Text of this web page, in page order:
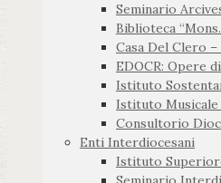
Seminario
Biblioteca
Casa Del Clero –
EDOCR: Opere
Istituto
Istituto Musicale
Consultorio
Enti Interdiocesani
Istituto